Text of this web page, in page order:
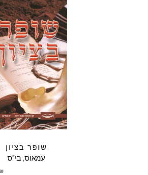
שופר בציון
עמאוס, בי"ס